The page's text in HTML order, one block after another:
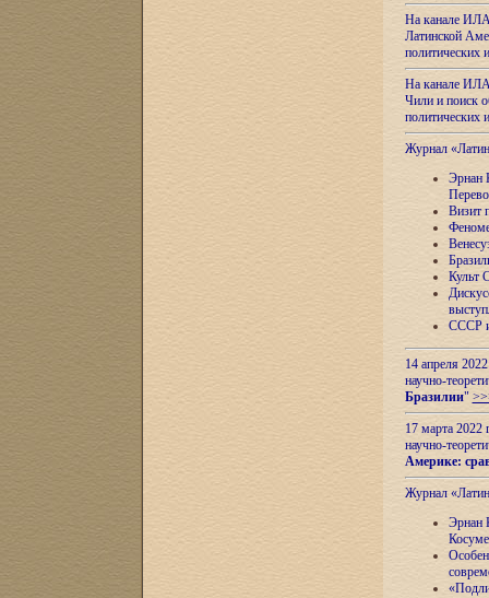
На канале
Латинской
На канале
Чили и поиск
Журнал
Эрнан
Визит
Культ
СССР и
14 апреля
научно-
Бразилии"
17 марта 2022
научно-
Америке:
Журнал
Эрнан